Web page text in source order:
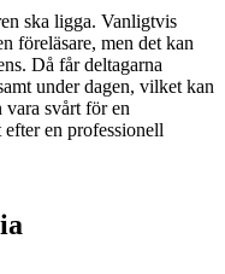
ska ligga. Vanligtvis
föreläsare, men det kan
Då får deltagarna
under dagen, vilket kan
svårt för en
efter en professionell